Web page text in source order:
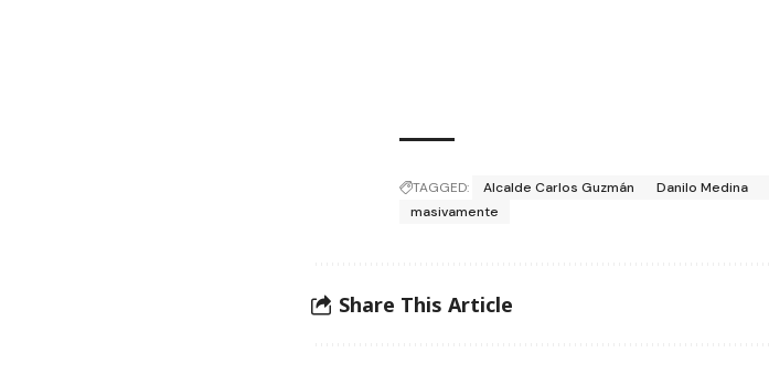
TAGGED: Alcalde Carlos Guzmán Danilo Medina
masivamente
Share This Article